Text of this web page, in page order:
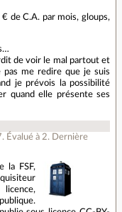
de C.A. par mois, gloups,
de voir le mal partout et
me redire que je suis
je prévois la possibilité
quand elle présente ses
. Évalué à 2. Dernière
la FSF,